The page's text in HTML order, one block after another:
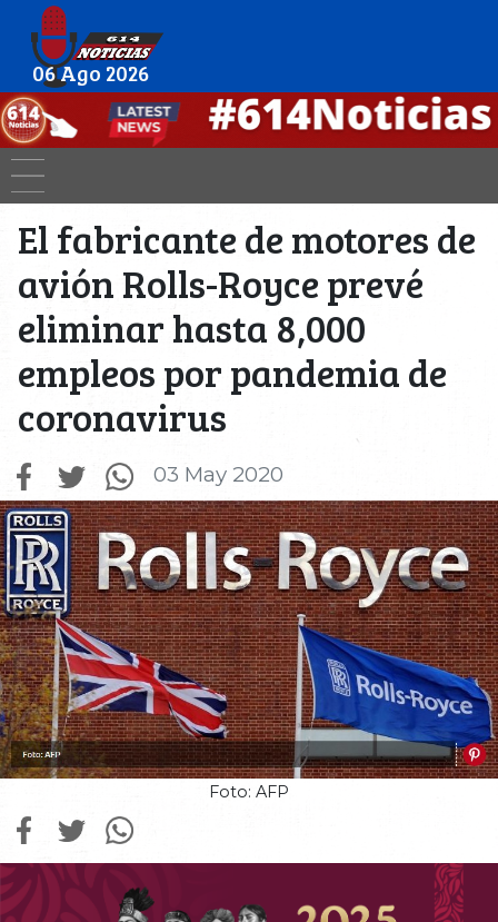
06 Ago 2026
El fabricante de motores de
avión Rolls-Royce prevé
eliminar hasta 8,000
empleos por pandemia de
coronavirus
03 May 2020
Foto: AFP